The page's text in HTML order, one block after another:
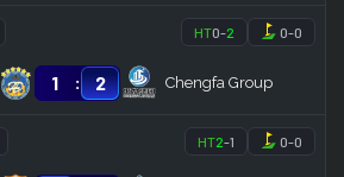
HT0-2 0-0
1 : 2 Chengfa Group
HT2-1 0-0